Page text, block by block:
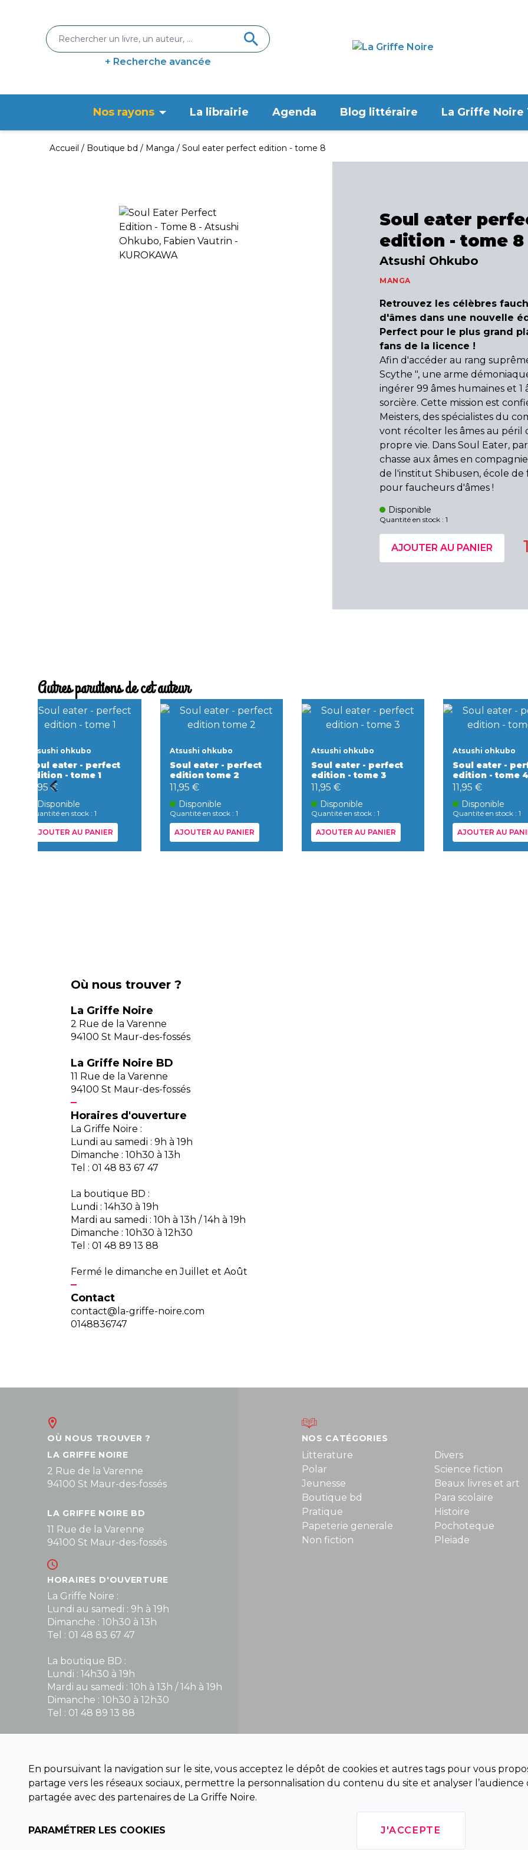
+ Recherche avancée
Nos rayons La librairie Agenda Blog littéraire La Griffe Noire
Accueil Boutique bd Manga Soul eater perfect edition - tome 8
Soul eater
edition - tome 8
Atsushi Ohkubo
MANGA
Retrouvez les célèbres
d'âmes dans une nouvelle
Perfect pour le plus grand
fans de la licence !
Afin d'accéder au rang
Scythe ", une arme
ingérer 99 âmes humaines et 1
sorcière. Cette mission est
Meisters, des spécialistes du
vont récolter les âmes au péril
propre vie. Dans Soul Eater,
chasse aux âmes en
de l'institut Shibusen, école de
pour faucheurs d'âmes !
Disponible
Quantité en stock : 1
AJOUTER AU PANIER
Autres parutions de cet auteur
Atsushi ohkubo
Soul eater - perfect
edition - tome 1
11,95 €
Disponible
Quantité en stock : 1
AJOUTER AU PANIER
Atsushi ohkubo
Soul eater - perfect
edition tome 2
11,95 €
Disponible
Quantité en stock : 1
AJOUTER AU PANIER
Atsushi ohkubo
Soul eater - perfect
edition - tome 3
11,95 €
Disponible
Quantité en stock : 1
AJOUTER AU PANIER
Atsushi ohkubo
Soul eater -
edition - tome 4
11,95 €
Disponible
Quantité en stock : 1
AJOUTER AU
Où nous trouver ?
La Griffe Noire
2 Rue de la Varenne
94100 St Maur-des-fossés
La Griffe Noire BD
11 Rue de la Varenne
94100 St Maur-des-fossés
Horaires d'ouverture
La Griffe Noire :
Lundi au samedi : 9h à 19h
Dimanche : 10h30 à 13h
Tel : 01 48 83 67 47
La boutique BD :
Lundi : 14h30 à 19h
Mardi au samedi : 10h à 13h / 14h à 19h
Dimanche : 10h30 à 12h30
Tel : 01 48 89 13 88
Fermé le dimanche en Juillet et Août
Contact
contact@la-griffe-noire.com
0148836747
OÙ NOUS TROUVER ?
LA GRIFFE NOIRE
2 Rue de la Varenne
94100 St Maur-des-fossés
LA GRIFFE NOIRE BD
11 Rue de la Varenne
94100 St Maur-des-fossés
HORAIRES D'OUVERTURE
La Griffe Noire :
Lundi au samedi : 9h à 19h
Dimanche : 10h30 à 13h
Tel : 01 48 83 67 47
La boutique BD :
Lundi : 14h30 à 19h
Mardi au samedi : 10h à 13h / 14h à 19h
Dimanche : 10h30 à 12h30
Tel : 01 48 89 13 88
NOUS CONTACTER
contact@la-griffe-noire.com
NOS CATÉGORIES
Litterature
Polar
Jeunesse
Boutique bd
Pratique
Papeterie generale
Non fiction
Divers
Science fiction
Beaux livres et art
Para scolaire
Histoire
Pochoteque
Pleiade
En poursuivant la navigation sur le site, vous acceptez le dépôt de cookies et autres tags pour vous
partage vers les réseaux sociaux, permettre la personnalisation du contenu du site et analyser
partagée avec des partenaires de La Griffe Noire.
PARAMÉTRER LES COOKIES J'ACCEPTE